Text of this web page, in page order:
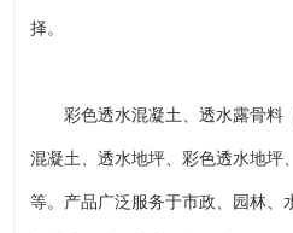
择。
彩色透水混凝土、透水露骨料
混凝土、透水地坪、彩色透水地坪
等。产品广泛服务于市政、园林、